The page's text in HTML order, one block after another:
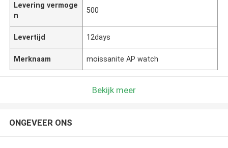
Levering vermoge
n
500
Levertijd 12days
Merknaam moissanite AP watch
Bekijk meer
ONGEVEER ONS